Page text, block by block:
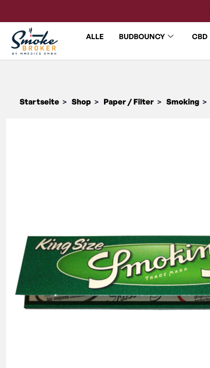
ALLE BUDBOUNCY CBD
Startseite > Shop > Paper / Filter > Smoking >